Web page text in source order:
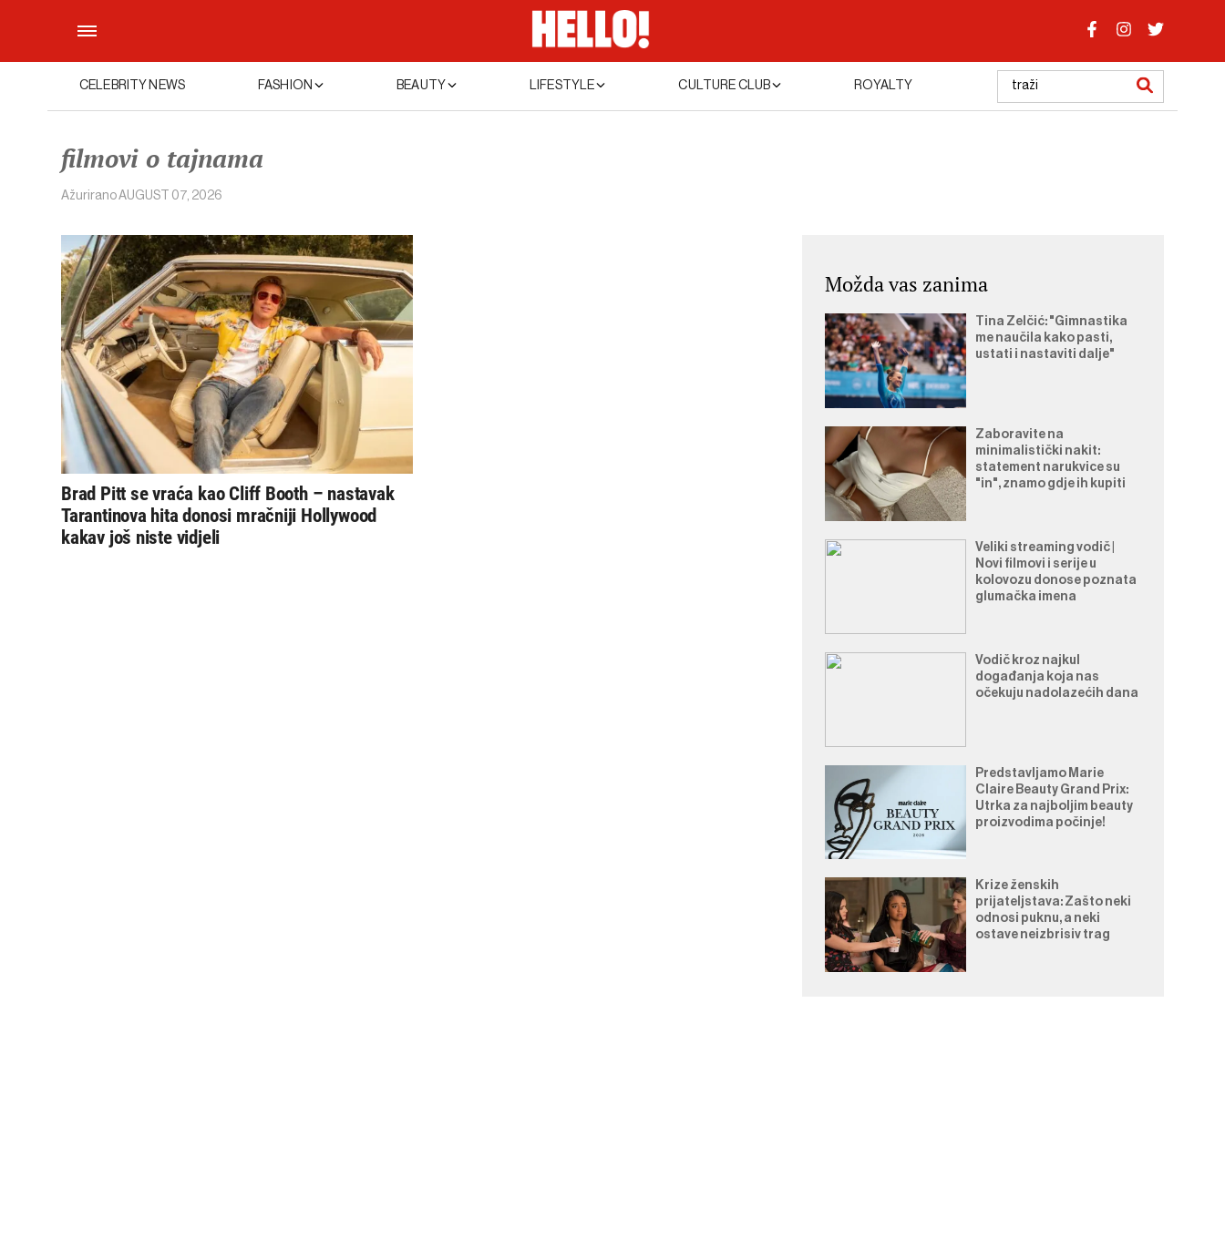
CELEBRITY NEWS FASHION BEAUTY LIFESTYLE CULTURE CLUB ROYALTY
filmovi o tajnama
AžuriranoAUGUST 07, 2026
Brad Pitt se vraća kao Cliff Booth – nastavak
Tarantinova hita donosi mračniji Hollywood
kakav još niste vidjeli
Možda vas zanima
Tina Zelčić: "Gimnastika
me naučila kako pasti,
ustati i nastaviti dalje"
Zaboravite na
minimalistički nakit:
statement narukvice su
"in", znamo gdje ih kupiti
Veliki streaming vodič |
Novi filmovi i serije u
kolovozu donose poznata
glumačka imena
Vodič kroz najkul
događanja koja nas
očekuju nadolazećih dana
Predstavljamo Marie
Claire Beauty Grand Prix:
Utrka za najboljim beauty
proizvodima počinje!
Krize ženskih
prijateljstava: Zašto neki
odnosi puknu, a neki
ostave neizbrisiv trag